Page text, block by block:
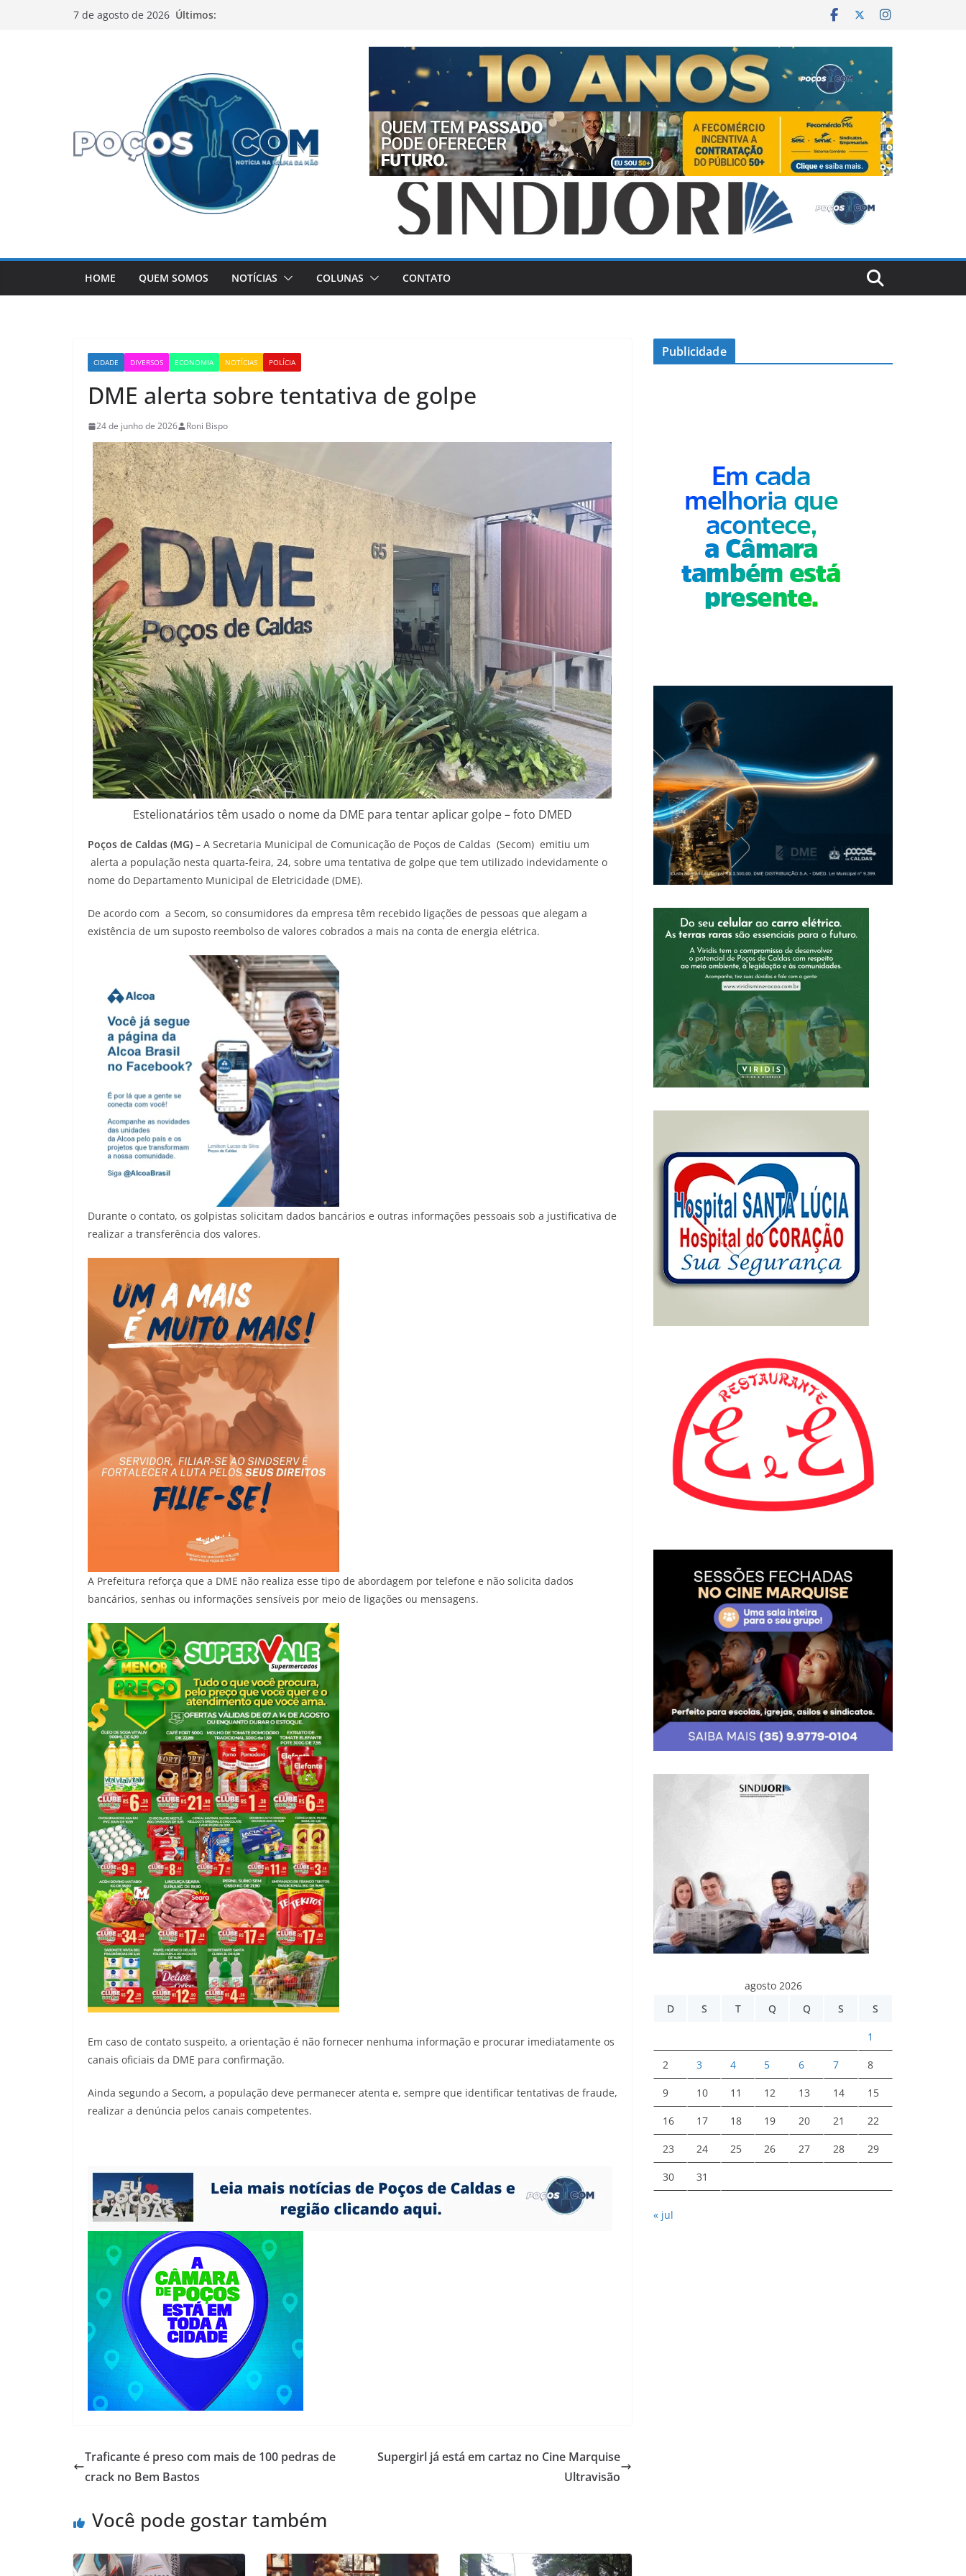
7 de agosto de 2026 Últimos:
HOME QUEM SOMOS NOTÍCIAS COLUNAS CONTATO
CIDADE DIVERSOS ECONOMIA NOTÍCIAS POLÍCIA
DME alerta sobre tentativa de golpe
24 de junho de 2026 Roni Bispo
Estelionatários têm usado o nome da DME para tentar aplicar golpe – foto DMED
Poços de Caldas (MG) – A Secretaria Municipal de Comunicação de Poços de Caldas (Secom) emitiu um
alerta a população nesta quarta-feira, 24, sobre uma tentativa de golpe que tem utilizado indevidamente o
nome do Departamento Municipal de Eletricidade (DME).
De acordo com a Secom, so consumidores da empresa têm recebido ligações de pessoas que alegam a
existência de um suposto reembolso de valores cobrados a mais na conta de energia elétrica.
Durante o contato, os golpistas solicitam dados bancários e outras informações pessoais sob a justificativa de
realizar a transferência dos valores.
A Prefeitura reforça que a DME não realiza esse tipo de abordagem por telefone e não solicita dados
bancários, senhas ou informações sensíveis por meio de ligações ou mensagens.
Em caso de contato suspeito, a orientação é não fornecer nenhuma informação e procurar imediatamente os
canais oficiais da DME para confirmação.
Ainda segundo a Secom, a população deve permanecer atenta e, sempre que identificar tentativas de fraude,
realizar a denúncia pelos canais competentes.
Traficante é preso com mais de 100 pedras de
crack no Bem Bastos
Supergirl já está em cartaz no Cine Marquise
Ultravisão
Você pode gostar também
Publicidade
agosto 2026
D
S T Q Q S S
1
2 3 4 5 6 7 8
9 10 11 12 13 14 15
16 17 18 19 20 21 22
23 24 25 26 27 28 29
30 31
« jul